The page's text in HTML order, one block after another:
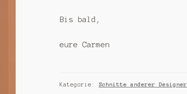
Bis bald,
eure Carmen
Kategorie:Schnitte anderer Designer